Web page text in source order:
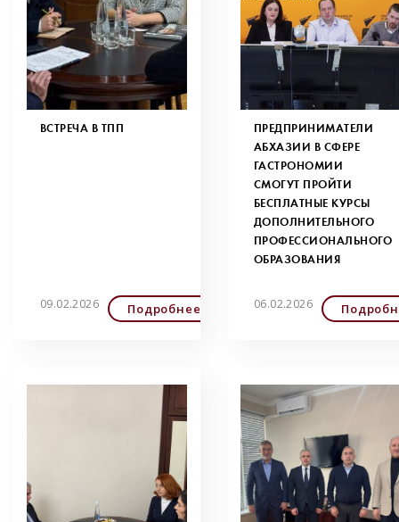
ВСТРЕЧА В ТПП
09.02.2026 Подробнее
ПРЕДПРИНИМАТЕЛИ
АБХАЗИИ В СФЕРЕ
ГАСТРОНОМИИ
СМОГУТ ПРОЙТИ
БЕСПЛАТНЫЕ КУРСЫ
ДОПОЛНИТЕЛЬНОГО
ПРОФЕССИОНАЛЬНОГО
ОБРАЗОВАНИЯ
06.02.2026